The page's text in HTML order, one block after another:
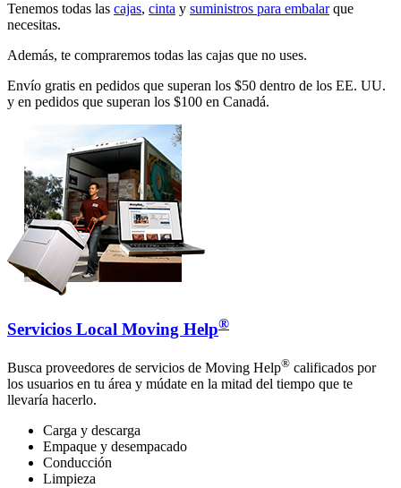
Tenemos todas las cajas, cinta y suministros para embalarque
necesitas.
Además, te compraremos todas las cajas que no uses.
Envío gratis en pedidos que superan los $50 dentro de los EE. UU.
y en pedidos que superan los $100 en Canadá.
Servicios Local Moving Help®
Busca proveedores de servicios de Moving Help® calificados por
los usuarios en tu área y múdate en la mitad del tiempo que te
llevaría hacerlo.
Carga y descarga
Empaque y desempacado
Conducción
Limpieza